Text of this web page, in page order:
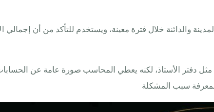
والدائنة خلال فترة معينة، ويستخدم للتأكد من أن إجمالي
مثل دفتر الأستاذ، لكنه يعطي المحاسب صورة عامة عن
لمعرفة سبب المشكلة